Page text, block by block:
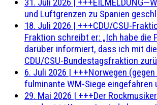
und Luftgrenzen zu Spanien
18. Juli 2026 | +++CDU/CSU-
Fraktion schreibt er: „Ich habe die
darüber informiert, dass ich mit
CDU/CSU-Bundestagsfraktion
6. Juli 2026 | +++Norwegen
fulminante WM-Siege
29. Mai 2026 | +++Der